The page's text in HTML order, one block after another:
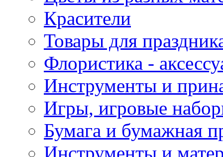
Красители
Товары для
Флористика -
Инструменты и
Игры, игровые
Бумага и бумажная
Инструменты и